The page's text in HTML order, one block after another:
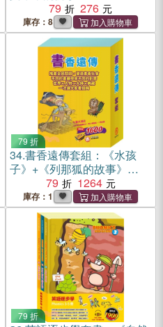
79
276
庫存：8
79 折
34.書香遠傳套組：《水孩
子》+《列那狐的故事》
《+好兵帥克》+《湯姆歷險
記》+《樂動森林》+《奇幻
仙境》，加贈環保便當盒組
79 1264
庫存：1
79 折